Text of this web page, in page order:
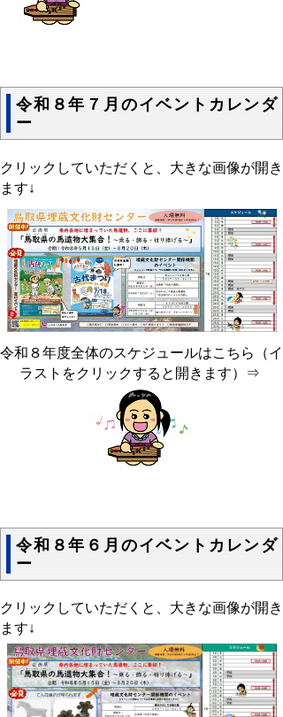
令和８年７月のイベントカレンダ
ー
クリックしていただくと、大きな画像が開き
ます↓
令和８年度全体のスケジュールはこちら（イ
ラストをクリックすると開きます）⇒
令和８年６月のイベントカレンダ
ー
クリックしていただくと、大きな画像が開き
ます↓